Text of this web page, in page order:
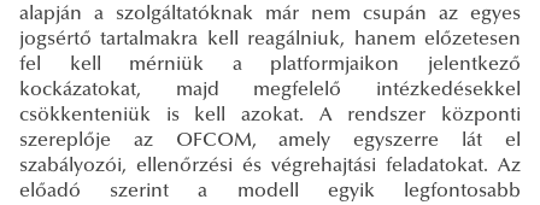
alapján a szolgáltatóknak már nem csupán az egyes
jogsértő tartalmakra kell reagálniuk, hanem előzetesen
fel kell mérniük a platformjaikon jelentkező
kockázatokat, majd megfelelő intézkedésekkel
csökkenteniük is kell azokat. A rendszer központi
szereplője az OFCOM, amely egyszerre lát el
szabályozói, ellenőrzési és végrehajtási feladatokat. Az
előadó szerint a modell egyik legfontosabb